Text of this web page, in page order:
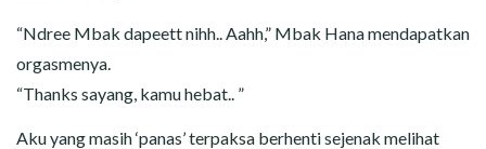
“Ndree Mbak dapeett nihh.. Aahh,” Mbak Hana mendapatkan
orgasmenya.
“Thanks sayang, kamu hebat.. ”
Aku yang masih ‘panas’ terpaksa berhenti sejenak melihat